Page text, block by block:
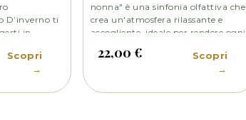
D’inverno ti
in
ti farà
da
Scopri
→
nonna" è una sinfonia olfattiva che
crea un'atmosfera rilassante e
accogliente, ideale per rendere ogni
familiare. Essa cattura l'essenza di
una dolcezza nostalgica, evocando
preparate con amore e passione
22,00 €
Scopri
→